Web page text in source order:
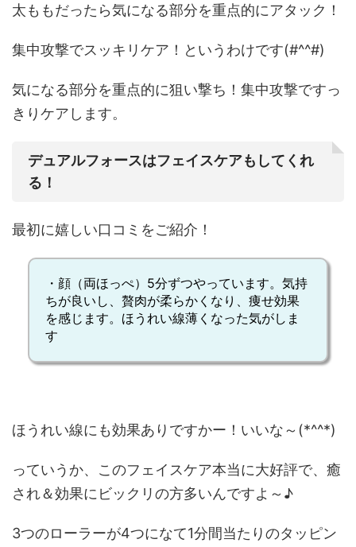
太ももだったら気になる部分を重点的にアタック！
集中攻撃でスッキリケア！というわけです(#^^#)
気になる部分を重点的に狙い撃ち！集中攻撃ですっ
きりケアします。
デュアルフォースはフェイスケアもしてくれ
る！
最初に嬉しい口コミをご紹介！
・顔（両ほっぺ）5分ずつやっています。 気持
ちが良い し、 贅肉が柔らかく なり、 痩せ効果
を感じます。 ほうれい線薄くなった気がしま
す
ほうれい線にも効果ありですかー！いいな～(*^^*)
っていうか、このフェイスケア本当に大好評で、癒
され＆効果にビックリの方多いんですよ～♪
3つのローラーが4つになて1分間当たりのタッピン